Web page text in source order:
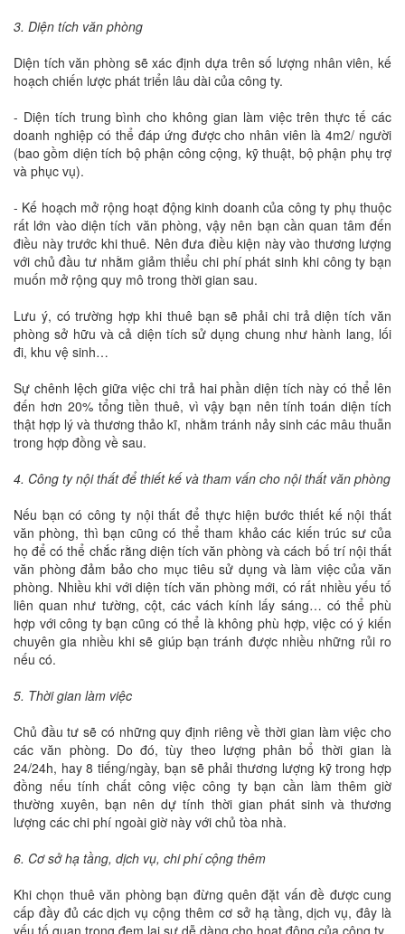
3. Diện tích văn phòng
Diện tích văn phòng sẽ xác định dựa trên số lượng nhân viên, kế
hoạch chiến lược phát triển lâu dài của công ty.
- Diện tích trung bình cho không gian làm việc trên thực tế các
doanh nghiệp có thể đáp ứng được cho nhân viên là 4m2/ người
(bao gồm diện tích bộ phận công cộng, kỹ thuật, bộ phận phụ trợ
và phục vụ).
- Kế hoạch mở rộng hoạt động kinh doanh của công ty phụ thuộc
rất lớn vào diện tích văn phòng, vậy nên bạn cần quan tâm đến
điều này trước khi thuê. Nên đưa điều kiện này vào thương lượng
với chủ đầu tư nhằm giảm thiểu chi phí phát sinh khi công ty bạn
muốn mở rộng quy mô trong thời gian sau.
Lưu ý, có trường hợp khi thuê bạn sẽ phải chi trả diện tích văn
phòng sở hữu và cả diện tích sử dụng chung như hành lang, lối
đi, khu vệ sinh…
Sự chênh lệch giữa việc chi trả hai phần diện tích này có thể lên
đến hơn 20% tổng tiền thuê, vì vậy bạn nên tính toán diện tích
thật hợp lý và thương thảo kĩ, nhằm tránh nảy sinh các mâu thuẫn
trong hợp đồng về sau.
4. Công ty nội thất để thiết kế và tham vấn cho nội thất văn phòng
Nếu bạn có công ty nội thất để thực hiện bước thiết kế nội thất
văn phòng, thì bạn cũng có thể tham khảo các kiến trúc sư của
họ để có thể chắc rằng diện tích văn phòng và cách bố trí nội thất
văn phòng đảm bảo cho mục tiêu sử dụng và làm việc của văn
phòng. Nhiều khi với diện tích văn phòng mới, có rất nhiều yếu tố
liên quan như tường, cột, các vách kính lấy sáng… có thể phù
hợp với công ty bạn cũng có thể là không phù hợp, việc có ý kiến
chuyên gia nhiều khi sẽ giúp bạn tránh được nhiều những rủi ro
nếu có.
5. Thời gian làm việc
Chủ đầu tư sẽ có những quy định riêng về thời gian làm việc cho
các văn phòng. Do đó, tùy theo lượng phân bổ thời gian là
24/24h, hay 8 tiếng/ngày, bạn sẽ phải thương lượng kỹ trong hợp
đồng nếu tính chất công việc công ty bạn cần làm thêm giờ
thường xuyên, bạn nên dự tính thời gian phát sinh và thương
lượng các chi phí ngoài giờ này với chủ tòa nhà.
6. Cơ sở hạ tầng, dịch vụ, chi phí cộng thêm
Khi chọn thuê văn phòng bạn đừng quên đặt vấn đề được cung
cấp đầy đủ các dịch vụ cộng thêm cơ sở hạ tầng, dịch vụ, đây là
yếu tố quan trọng đem lại sự dễ dàng cho hoạt động của công ty.